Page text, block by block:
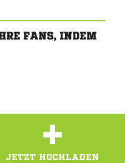
FANS, INDEM
+
JETZT HOCHLADEN